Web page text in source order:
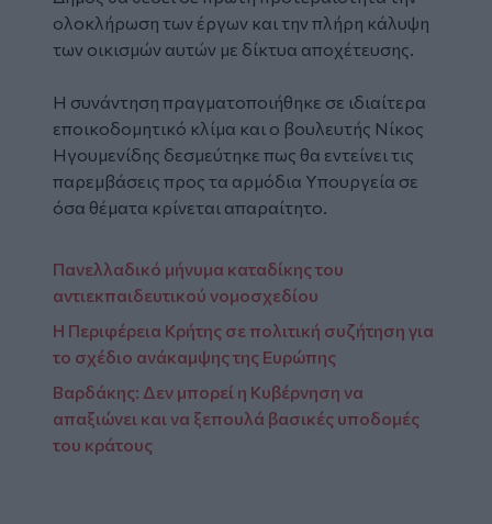
ολοκλήρωση των έργων και την πλήρη κάλυψη
των οικισμών αυτών με δίκτυα αποχέτευσης.
Η συνάντηση πραγματοποιήθηκε σε ιδιαίτερα
εποικοδομητικό κλίμα και ο βουλευτής Νίκος
Ηγουμενίδης δεσμεύτηκε πως θα εντείνει τις
παρεμβάσεις προς τα αρμόδια Υπουργεία σε
όσα θέματα κρίνεται απαραίτητο.
Πανελλαδικό μήνυμα καταδίκης του
αντιεκπαιδευτικού νομοσχεδίου
Η Περιφέρεια Κρήτης σε πολιτική συζήτηση για
το σχέδιο ανάκαμψης της Ευρώπης
Βαρδάκης: Δεν μπορεί η Κυβέρνηση να
απαξιώνει και να ξεπουλά βασικές υποδομές
του κράτους